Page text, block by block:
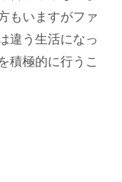
もいますがファ
違う生活になっ
積極的に行うこ